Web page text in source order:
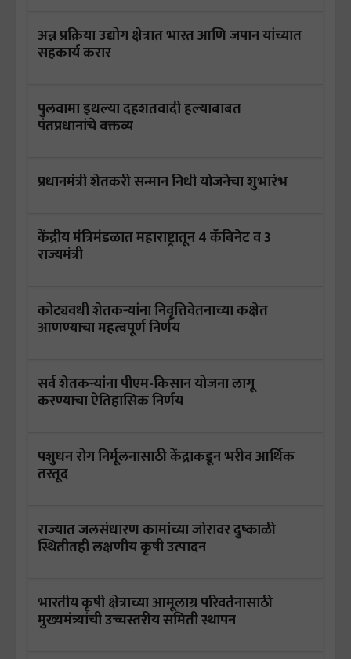
अन्न प्रक्रिया उद्योग क्षेत्रात भारत आणि जपान यांच्यात
सहकार्य करार
पुलवामा इथल्या दहशतवादी हल्याबाबत
पंतप्रधानांचे वक्तव्य
प्रधानमंत्री शेतकरी सन्मान निधी योजनेचा शुभारंभ
केंद्रीय मंत्रिमंडळात महाराष्ट्रातून 4 कॅबिनेट व 3
राज्यमंत्री
कोट्यवधी शेतकऱ्यांना निवृत्तिवेतनाच्या कक्षेत
आणण्याचा महत्वपूर्ण निर्णय
सर्व शेतकऱ्यांना पीएम-किसान योजना लागू
करण्याचा ऐतिहासिक निर्णय
पशुधन रोग निर्मूलनासाठी केंद्राकडून भरीव आर्थिक
तरतूद
राज्यात जलसंधारण कामांच्या जोरावर दुष्काळी
स्थ‍ितीतही लक्षणीय कृषी उत्पादन
भारतीय कृषी क्षेत्राच्या आमूलाग्र परिवर्तनासाठी
मुख्यमंत्र्यांची उच्चस्तरीय समिती स्थापन